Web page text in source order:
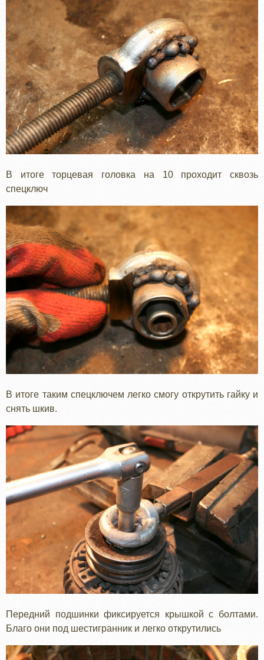
В итоге торцевая головка на 10 проходит сквозь
спецключ
В итоге таким спецключем легко смогу открутить гайку и
снять шкив.
Передний подшинки фиксируется крышкой с болтами.
Благо они под шестигранник и легко открутились